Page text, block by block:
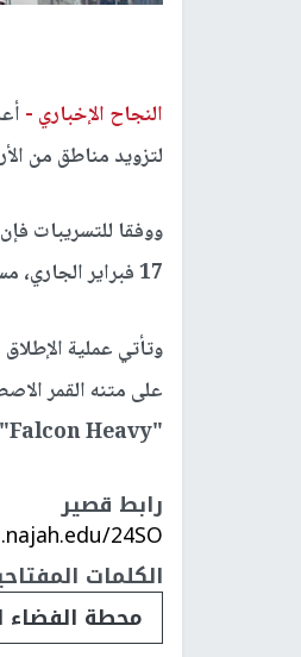
النجاح الإخباري -
لتزويد مناطق من
17 فبراير الجاري، مستعينة بأحد صواريخ فالكون-9 الشهيرة"، بعد أن كان من المقرر إطلاقهما عام 2019.
"Falcon Heavy"، أثقل صواريخ الفضاء الموجودة حاليا.
رابط قصير
24SO/
الكلمات
محطة الفضاء